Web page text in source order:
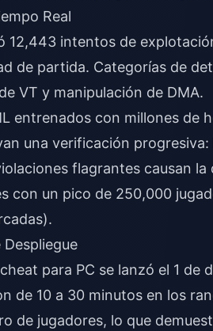
Real
12,443 intentos de
de partida. Categorías de
VT y manipulación de DMA.
entrenados con millones de
una verificación
flagrantes causan
con un pico de 250,000
para PC se lanzó el 1 de
de 10 a 30 minutos en los
de jugadores, lo que